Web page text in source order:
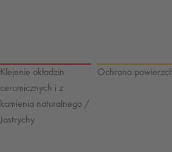
Klejenie okładzin
ceramicznych i z
kamienia naturalnego /
Jastrychy
Ochrona